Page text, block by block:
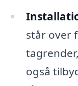
står over
også